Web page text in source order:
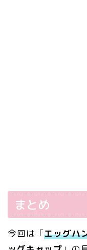
まとめ
今回は「エッグハ